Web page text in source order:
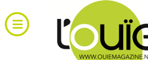
au
contenu
Toggle
Navigation